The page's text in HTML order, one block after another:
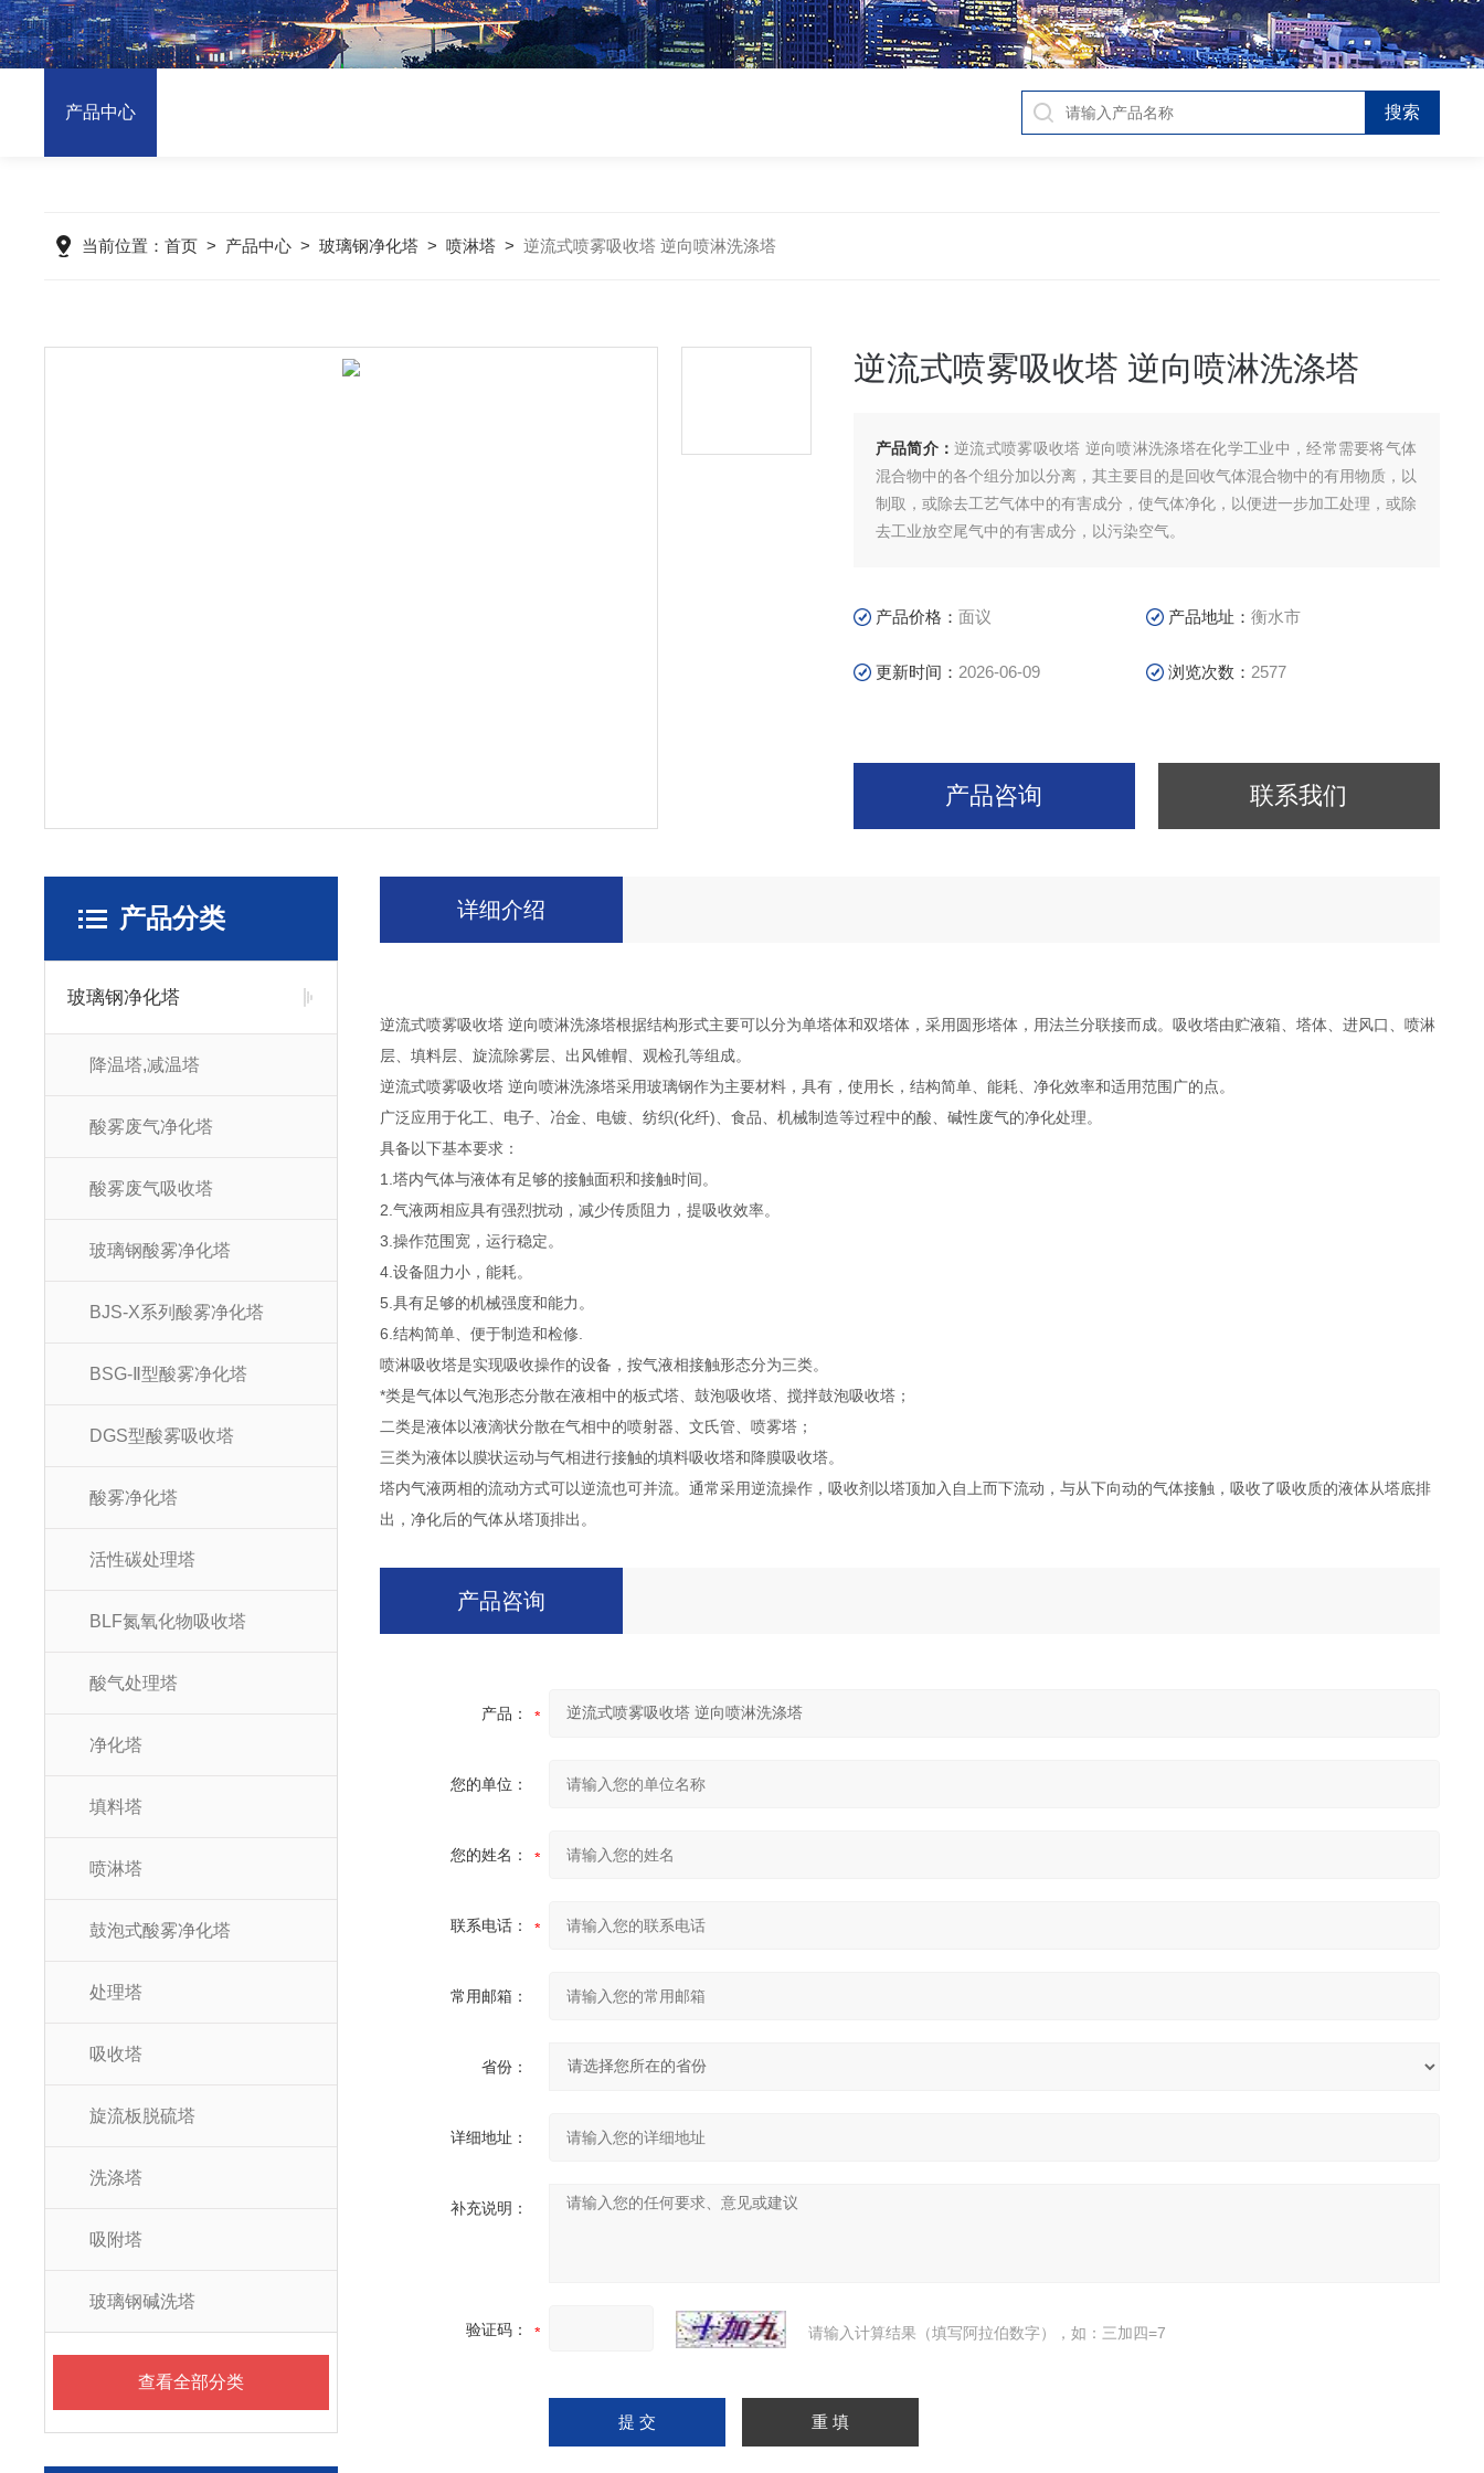
产品中心
当前位置：首页 > 产品中心 >玻璃钢净化塔 >喷淋塔 >逆流式喷雾吸收塔 逆向喷淋洗涤塔
逆流式喷雾吸收塔 逆向喷淋洗涤塔
产品简介：逆流式喷雾吸收塔 逆向喷淋洗涤塔在化学工业中，经常需要将气体
混合物中的各个组分加以分离，其主要目的是回收气体混合物中的有用物质，以
制取，或除去工艺气体中的有害成分，使气体净化，以便进一步加工处理，或除
去工业放空尾气中的有害成分，以污染空气。
产品价格：面议 产品地址：衡水市
更新时间： 2026-06-09 浏览次数： 2577
产品咨询 联系我们
产品分类
玻璃钢净化塔
降温塔,减温塔
酸雾废气净化塔
酸雾废气吸收塔
玻璃钢酸雾净化塔
BJS-X系列酸雾净化塔
BSG-Ⅱ型酸雾净化塔
DGS型酸雾吸收塔
酸雾净化塔
活性碳处理塔
BLF氮氧化物吸收塔
酸气处理塔
净化塔
填料塔
喷淋塔
鼓泡式酸雾净化塔
处理塔
吸收塔
旋流板脱硫塔
洗涤塔
吸附塔
玻璃钢碱洗塔
查看全部分类
详细介绍
逆流式喷雾吸收塔 逆向喷淋洗涤塔根据结构形式主要可以分为单塔体和双塔体，采用圆形塔体，用法兰分联接而成。吸收塔由贮液箱、塔体、进风口、喷淋
层、填料层、旋流除雾层、出风锥帽、观检孔等组成。
逆流式喷雾吸收塔 逆向喷淋洗涤塔采用玻璃钢作为主要材料，具有，使用长，结构简单、能耗、净化效率和适用范围广的点。
广泛应用于化工、电子、冶金、电镀、纺织(化纤)、食品、机械制造等过程中的酸、碱性废气的净化处理。
具备以下基本要求：
1.塔内气体与液体有足够的接触面积和接触时间。
2.气液两相应具有强烈扰动，减少传质阻力，提吸收效率。
3.操作范围宽，运行稳定。
4.设备阻力小，能耗。
5.具有足够的机械强度和能力。
6.结构简单、便于制造和检修.
喷淋吸收塔是实现吸收操作的设备，按气液相接触形态分为三类。
*类是气体以气泡形态分散在液相中的板式塔、鼓泡吸收塔、搅拌鼓泡吸收塔；
二类是液体以液滴状分散在气相中的喷射器、文氏管、喷雾塔；
三类为液体以膜状运动与气相进行接触的填料吸收塔和降膜吸收塔。
塔内气液两相的流动方式可以逆流也可并流。通常采用逆流操作，吸收剂以塔顶加入自上而下流动，与从下向动的气体接触，吸收了吸收质的液体从塔底排
出，净化后的气体从塔顶排出。
产品咨询
产品：
您的单位：
您的姓名：
联系电话：
常用邮箱：
省份：
详细地址：
补充说明：
验证码： 请输入计算结果（填写阿拉伯数字），如：三加四=7